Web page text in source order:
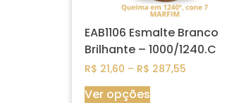
EAB1106 Esmalte Branco
Brilhante – 1000/1240.C
R$ 21,60 – R$ 287,55
Ver opções